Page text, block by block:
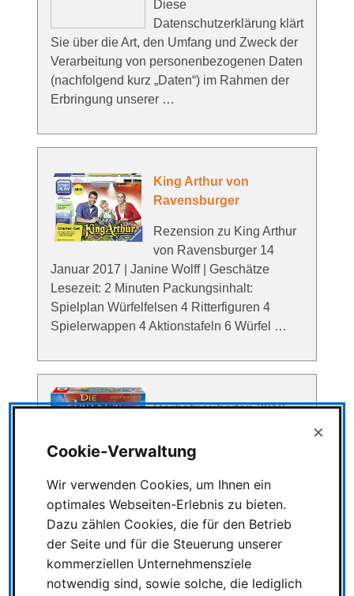
Diese
Datenschutzerklärung klärt
Sie über die Art, den Umfang und Zweck der
Verarbeitung von personenbezogenen Daten
(nachfolgend kurz „Daten“) im Rahmen der
Erbringung unserer …
King Arthur von
Ravensburger
Rezension zu King Arthur
von Ravensburger 14
Januar 2017 | Janine Wolff | Geschätze
Lesezeit: 2 Minuten Packungsinhalt:
Spielplan Würfelfelsen 4 Ritterfiguren 4
Spielerwappen 4 Aktionstafeln 6 Würfel …
Herbstneuheiten 2019
Drei Magier
Herbstneuheiten 2019 von
Schmidt Spiele und Drei Magier 11
September 2019 | Thomas Szombach |
Geschätze Lesezeit: 12 Minuten Die Inseln
im Nebel - Dichte Nebelschwaden umhüllen
die Landschaften und …
Cookie-Verwaltung
×
Wir verwenden Cookies, um Ihnen ein
optimales Webseiten-Erlebnis zu bieten.
Dazu zählen Cookies, die für den Betrieb
der Seite und für die Steuerung unserer
kommerziellen Unternehmensziele
notwendig sind, sowie solche, die lediglich